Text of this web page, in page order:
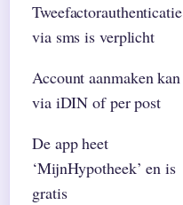
Tweefactorauthenticatie
via sms is verplicht
Account aanmaken kan
via iDIN of per post
De app heet
‘MijnHypotheek’ en is
gratis